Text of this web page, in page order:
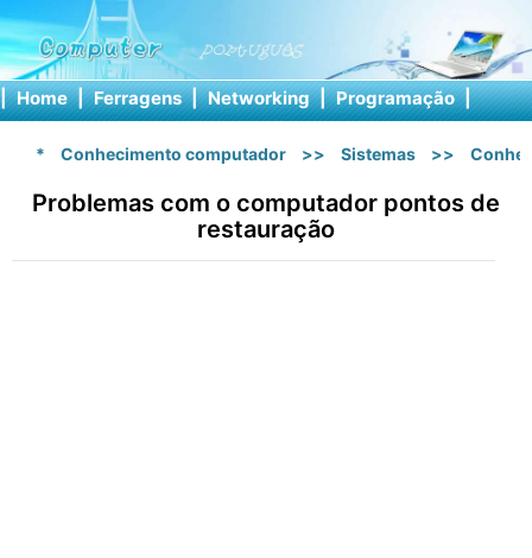
| Home | Ferragens | Networking | Programação |
* Conhecimento computador >> Sistemas >>
Problemas com o computador pontos de
restauração